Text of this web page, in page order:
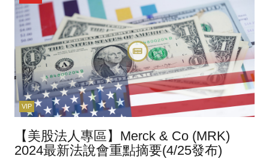
VIP
【美股法人專區】Merck & Co (MRK)
2024最新法說會重點摘要(4/25發布)